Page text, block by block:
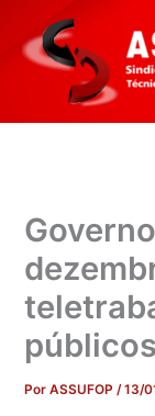
para
conteúdo
PorASSUFOP/13/